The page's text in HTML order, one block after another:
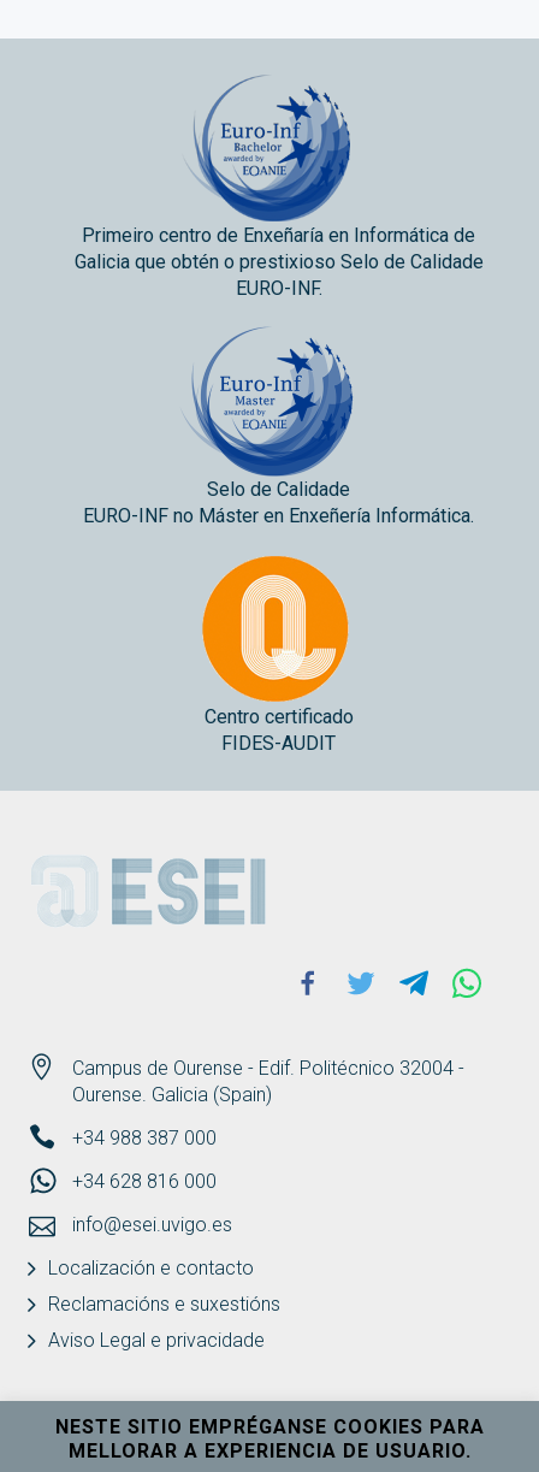
Primeiro centro de Enxeñaría en Informática de
Galicia que obtén o prestixioso Selo de Calidade
EURO-INF.
Selo de Calidade
EURO-INF no Máster en Enxeñería Informática.
Centro certificado
FIDES-AUDIT
ESEI
Campus de Ourense - Edif. Politécnico 32004 -
Ourense. Galicia (Spain)
+34 988 387 000
+34 628 816 000
info@esei.uvigo.es
Localización e contacto
Reclamacións e suxestións
Aviso Legal e privacidade
Facebook
Twitter Telegram
NESTE SITIO EMPRÉGANSE COOKIES PARA
MELLORAR A EXPERIENCIA DE USUARIO.